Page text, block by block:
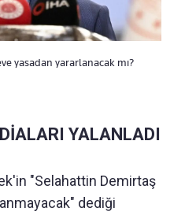
yasadan yararlanacak mı?
YALANLADI
"Selahattin Demirtaş
dediği